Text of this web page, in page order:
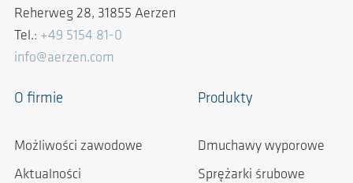
Reherweg 28, 31855 Aerzen
Tel.: +49 5154 81-0
info@aerzen.com
O firmie
Możliwości zawodowe
Aktualności
Produkty
Dmuchawy wyporowe
Sprężarki śrubowe